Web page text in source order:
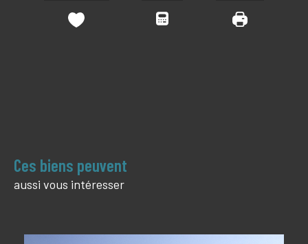
Ces biens peuvent
aussi vous intéresser